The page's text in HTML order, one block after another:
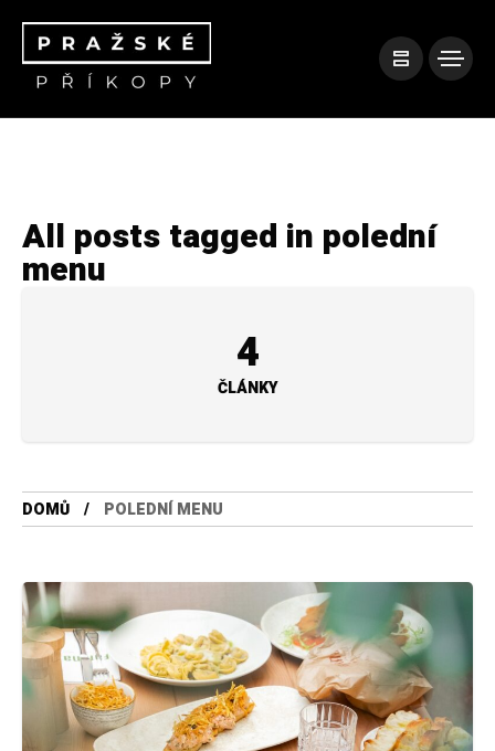
All posts tagged in polední
menu
4
ČLÁNKY
DOMŮ POLEDNÍ MENU